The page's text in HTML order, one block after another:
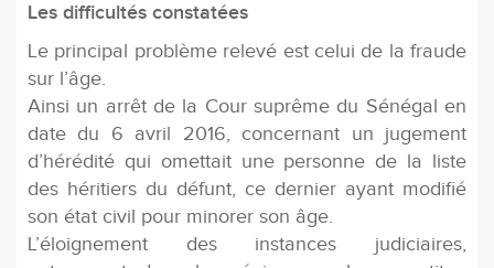
Les difficultés constatées
Le principal problème relevé est celui de la fraude
sur l’âge.
Ainsi un arrêt de la Cour suprême du Sénégal en
date du 6 avril 2016, concernant un jugement
d’hérédité qui omettait une personne de la liste
des héritiers du défunt, ce dernier ayant modifié
son état civil pour minorer son âge.
L’éloignement des instances judiciaires,